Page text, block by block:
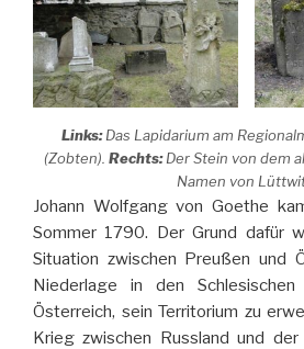
Links:Das Lapidarium am
(Zobten). Rechts:Der Stein von dem
Namen von
Johann Wolfgang von Goethe
Sommer 1790. Der Grund dafür
Situation zwischen Preußen und
Niederlage in den
Österreich, sein Territorium zu
Krieg zwischen Russland und